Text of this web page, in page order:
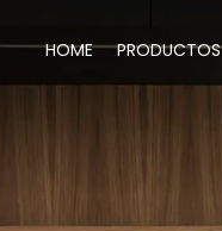
HOME PRODUCTOS